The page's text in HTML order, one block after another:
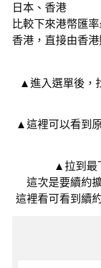
日本、香港
比較下來港幣匯
香港，直接由香
▲進入選單後，
▲這裡可以看到
▲拉到最
這次是要續約
這裡看可看到續